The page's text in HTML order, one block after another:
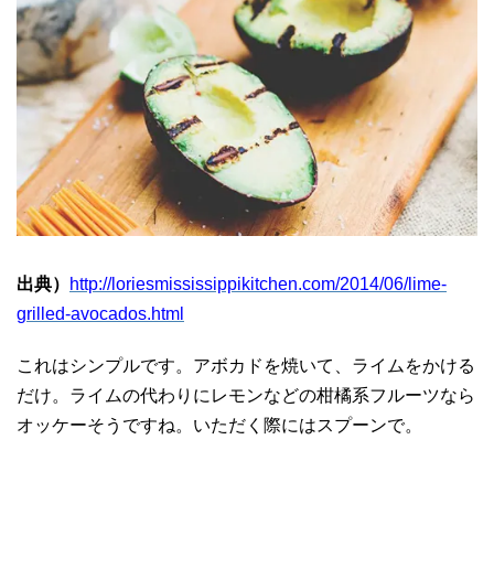
出典）
http://loriesmississippikitchen.com/2014/06/lime-
grilled-avocados.html
これはシンプルです。アボカドを焼いて、ライムをかける
だけ。ライムの代わりにレモンなどの柑橘系フルーツなら
オッケーそうですね。いただく際にはスプーンで。